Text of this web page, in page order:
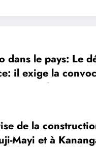
dans le pays: Le
il exige la
avant la rentrée
de la
Mayi et à